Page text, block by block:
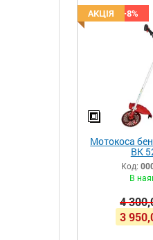
Знижка -8%
АКЦІЯ
Мотокоса
BK
Код:
В
4
3